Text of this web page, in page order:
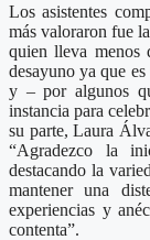
Los asistentes
más valoraron fue
quien lleva menos
desayuno ya que
y – por algunos
instancia para
su parte, Laura
“Agradezco la
destacando la
mantener una
experiencias y
contenta”.